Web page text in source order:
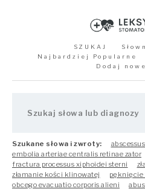
SZUKAJ
Najbardziej Popularne
Dodaj
Szukane słowa i zwroty:
embolia arteriae centralis retinae zator
fractura processus xiphoidei sterni
złamanie kości klinowatej
pęknięcie
obcego evacuatio corporis alieni